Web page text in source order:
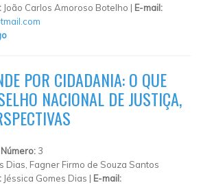
João Carlos Amoroso Botelho | E-mail:
POR CIDADANIA: O QUE
NACIONAL DE JUSTIÇA,
Número: 3
Dias, Fagner Firmo de Souza Santos
Jéssica Gomes Dias | E-mail: